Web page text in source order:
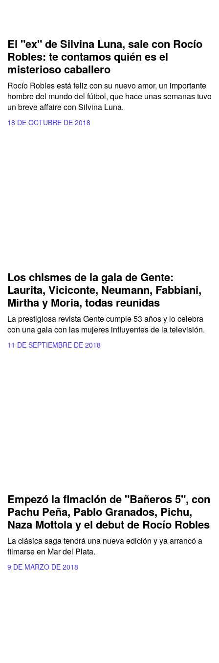
El "ex" de Silvina Luna, sale con Rocío
Robles: te contamos quién es el
misterioso caballero
Rocío Robles está feliz con su nuevo amor, un importante
hombre del mundo del fútbol, que hace unas semanas tuvo
un breve affaire con Silvina Luna.
18 DE OCTUBRE DE 2018
Los chismes de la gala de Gente:
Laurita, Viciconte, Neumann, Fabbiani,
Mirtha y Moria, todas reunidas
La prestigiosa revista Gente cumple 53 años y lo celebra
con una gala con las mujeres influyentes de la televisión.
11 DE SEPTIEMBRE DE 2018
Empezó la flmación de "Bañeros 5", con
Pachu Peña, Pablo Granados, Pichu,
Naza Mottola y el debut de Rocío Robles
La clásica saga tendrá una nueva edición y ya arrancó a
filmarse en Mar del Plata.
9 DE MARZO DE 2018